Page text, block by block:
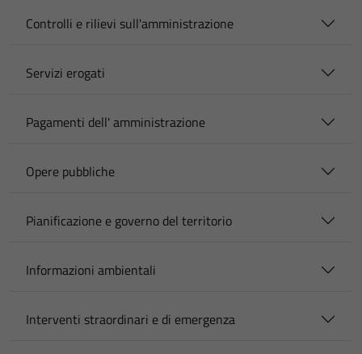
Controlli e rilievi sull'amministrazione
Servizi erogati
Pagamenti dell' amministrazione
Opere pubbliche
Pianificazione e governo del territorio
Informazioni ambientali
Interventi straordinari e di emergenza